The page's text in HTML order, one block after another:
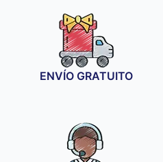
ENVÍO GRATUITO